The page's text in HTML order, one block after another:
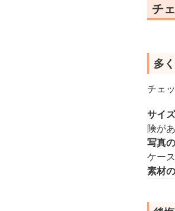
チ
多
チェ
サイ
険が
写真
ケー
素材